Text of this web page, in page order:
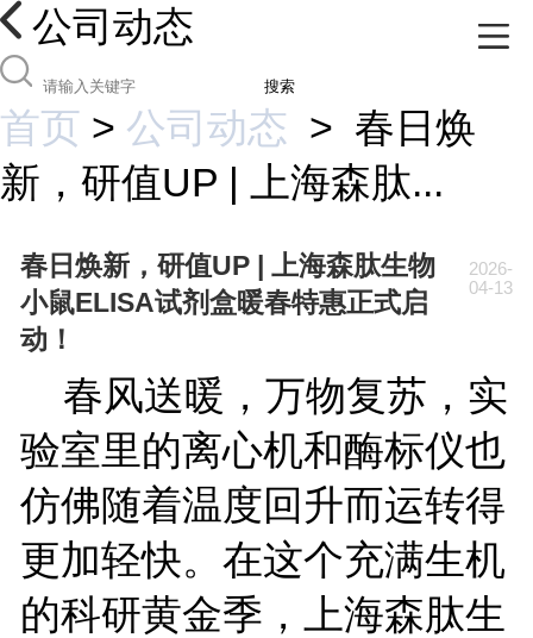
公司动态
搜索
首页 > 公司动态 > 春日焕
新，研值UP | 上海森肽...
春日焕新，研值UP | 上海森肽生物
小鼠ELISA试剂盒暖春特惠正式启
动！
2026-
04-13
春风送暖，万物复苏，实
验室里的离心机和酶标仪也
仿佛随着温度回升而运转得
更加轻快。在这个充满生机
的科研黄金季，上海森肽生